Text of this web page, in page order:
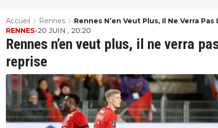
Accueil Rennes
Rennes N’en Veut Plus, Il Ne Verra Pas
Reprise
Rennes n’en veut plus, il ne verra
reprise
RENNES•20 JUIN , 20:20